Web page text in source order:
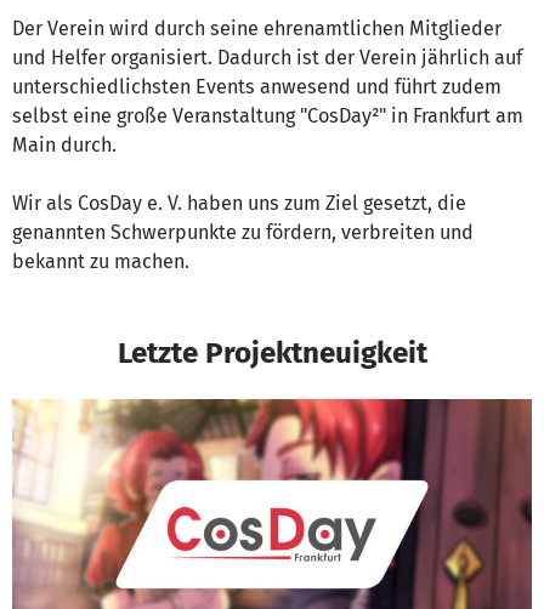
Der Verein wird durch seine ehrenamtlichen Mitglieder
und Helfer organisiert. Dadurch ist der Verein jährlich auf
unterschiedlichsten Events anwesend und führt zudem
selbst eine große Veranstaltung "CosDay²" in Frankfurt am
Main durch.
Wir als CosDay e. V. haben uns zum Ziel gesetzt, die
genannten Schwerpunkte zu fördern, verbreiten und
bekannt zu machen.
Letzte Projektneuigkeit